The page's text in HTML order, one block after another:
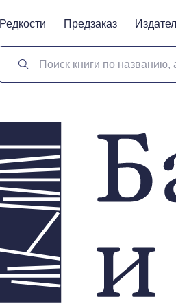
Поиск книги по названию,
Предзаказ
Редкости Предзаказ
Редкости